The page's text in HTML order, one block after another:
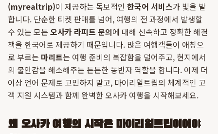
(myrealtrip)이 제공하는 독보적인 한국어 서비스가 빛을 발
합니다. 단순한 티켓 판매를 넘어, 여행의 전 과정에서 발생할
수 있는 모든 오사카 라피트 문의에 대해 신속하고 정확한 해결
책을 한국어로 제공하기 때문입니다. 많은 여행객들이 애칭으
로 부르는 마리트는 여행 준비의 복잡함을 덜어주고, 현지에서
의 불안감을 해소해주는 든든한 동반자 역할을 합니다. 이제 더
이상 언어 문제로 고민하지 말고, 마이리얼트립의 체계적인 고
객 지원 시스템과 함께 완벽한 오사카 여행을 시작해보세요.
왜 오사카 여행의 시작은 마이리얼트립이어야